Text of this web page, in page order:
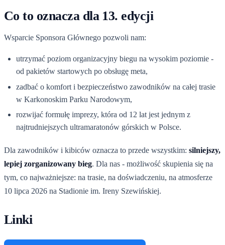
Co to oznacza dla 13. edycji
Wsparcie Sponsora Głównego pozwoli nam:
utrzymać poziom organizacyjny biegu na wysokim poziomie -
od pakietów startowych po obsługę meta,
zadbać o komfort i bezpieczeństwo zawodników na całej trasie
w Karkonoskim Parku Narodowym,
rozwijać formułę imprezy, która od 12 lat jest jednym z
najtrudniejszych ultramaratonów górskich w Polsce.
Dla zawodników i kibiców oznacza to przede wszystkim: silniejszy,
lepiej zorganizowany bieg. Dla nas - możliwość skupienia się na
tym, co najważniejsze: na trasie, na doświadczeniu, na atmosferze
10 lipca 2026 na Stadionie im. Ireny Szewińskiej.
Linki